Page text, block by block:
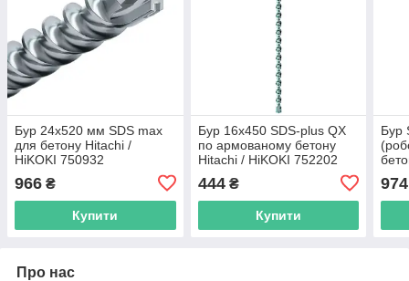
Бур 24х520 мм SDS max
для бетону Hitachi /
HiKOKI 750932
966 ₴
Купити
Бур 16х450 SDS-plus QX
по армованому бетону
Hitachi / HiKOKI 752202
444₴
Купити
Бур
974
Про нас